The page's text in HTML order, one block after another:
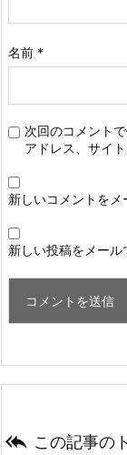
名前 *
次回のコメント
アドレス、サイト
新しいコメントをメ
新しい投稿をメール
 この記事の